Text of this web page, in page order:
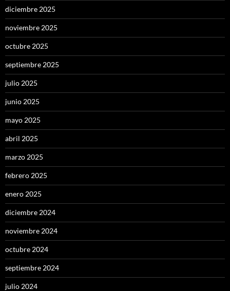
diciembre 2025
noviembre 2025
octubre 2025
septiembre 2025
julio 2025
junio 2025
mayo 2025
abril 2025
marzo 2025
febrero 2025
enero 2025
diciembre 2024
noviembre 2024
octubre 2024
septiembre 2024
julio 2024